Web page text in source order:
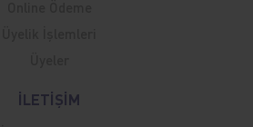
İLETİŞİM